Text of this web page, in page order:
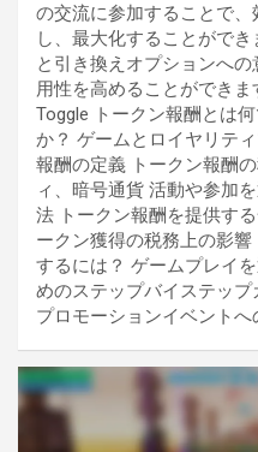
の交流に参加することで
し、最大化することがで
と引き換えオプションへ
用性を高めることができ
Toggle トークン報酬とは
か？ ゲームとロイヤリテ
報酬の定義 トークン報酬
ィ、暗号通貨 活動や参加
法 トークン報酬を提供す
ークン獲得の税務上の影
するには？ ゲームプレイ
めのステップバイステッ
プロモーションイベントへ